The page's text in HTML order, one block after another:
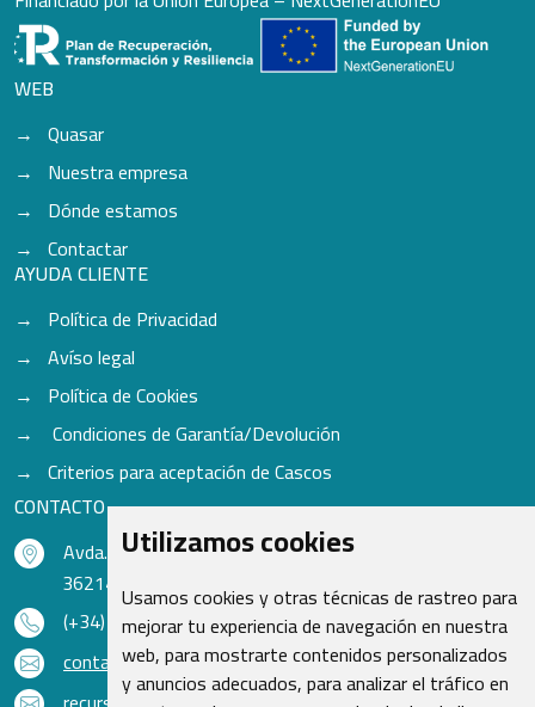
Utilizamos cookies
Usamos cookies y otras técnicas de rastreo para
mejorar tu experiencia de navegación en nuestra
web, para mostrarte contenidos personalizados
y anuncios adecuados, para analizar el tráfico en
WEB
Quasar
Nuestra empresa
Dónde estamos
Contactar
AYUDA CLIENTE
Política de Privacidad
Avíso legal
Política de Cookies
Condiciones de Garantía/Devolución
Criterios para aceptación de Cascos
CONTACTO
Avda. do Freixo - Sardoma, 13
36214 Vigo - Pontevedra - España
(+34) 986 48 16 33
contacto@qsr.es